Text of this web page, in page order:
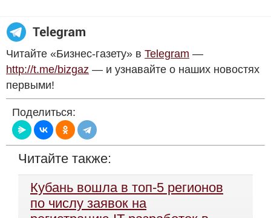
Читайте «Бизнес-газету» в Telegram —
http://t.me/bizgaz — и узнавайте о наших новостях
первыми!
Поделиться:
Читайте также:
Кубань вошла в топ-5 регионов
по числу заявок на